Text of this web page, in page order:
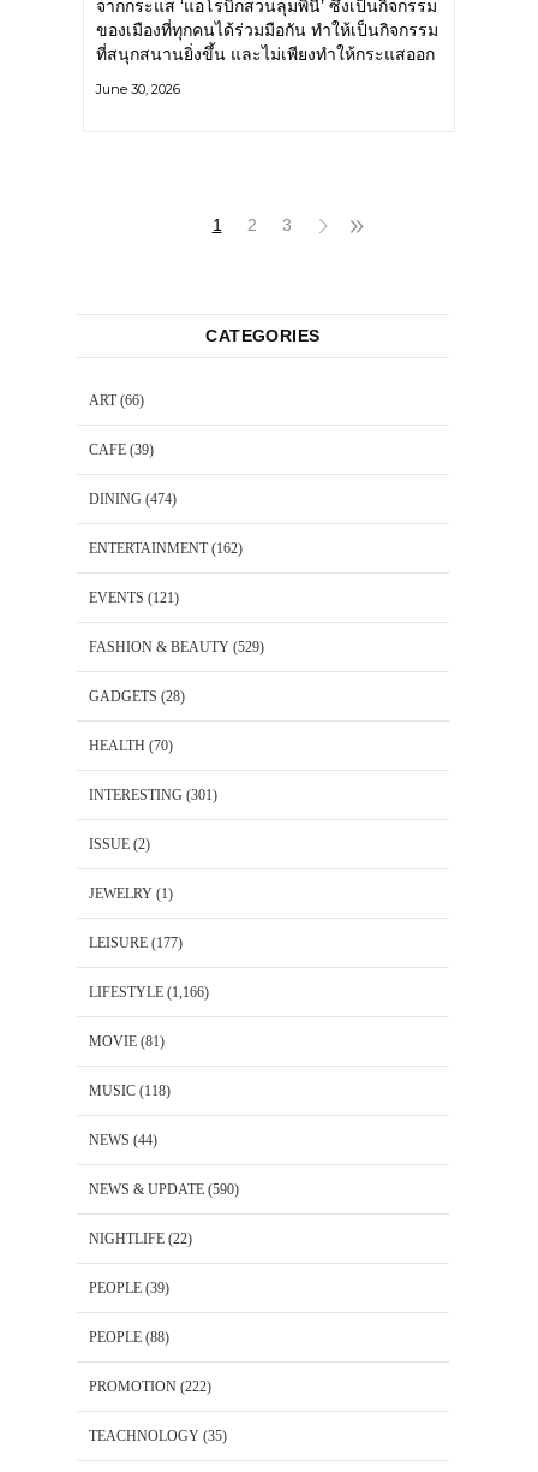
จากกระแส ‘แอโรบิกสวนลุมพินี’ ซึ่งเป็นกิจกรรม
ของเมืองที่ทุกคนได้ร่วมมือกัน ทำให้เป็นกิจกรรม
ที่สนุกสนานยิ่งขึ้น และไม่เพียงทำให้กระแสออก
กระจายไปยังหลายพื้นที่ของประเทศที่อยากออก
June 30, 2026
1 2 3
CATEGORIES
ART(66)
CAFE (39)
DINING (474)
ENTERTAINMENT(162)
EVENTS (121)
FASHION & BEAUTY (529)
GADGETS (28)
HEALTH (70)
INTERESTING (301)
ISSUE (2)
JEWELRY (1)
LEISURE (177)
LIFESTYLE (1,166)
MOVIE (81)
MUSIC (118)
NEWS (44)
NEWS & UPDATE (590)
NIGHTLIFE (22)
PEOPLE (39)
PEOPLE (88)
PROMOTION (222)
TEACHNOLOGY (35)